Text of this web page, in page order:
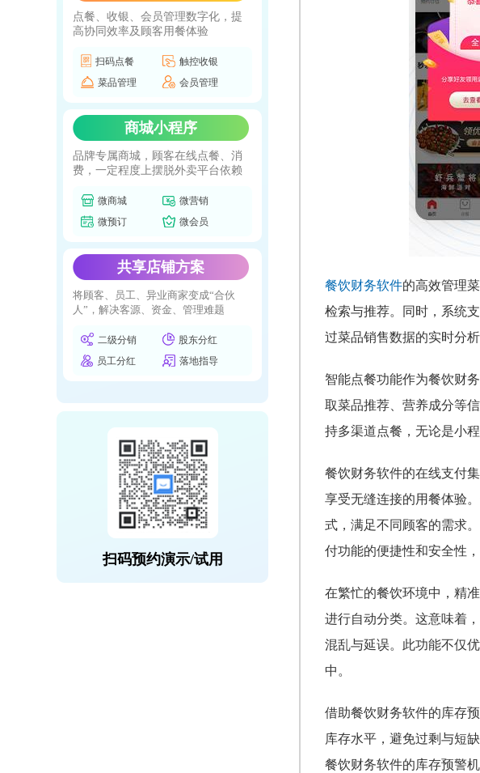
点餐、收银、会员管理数字化，提
高协同效率及顾客用餐体验
扫码点餐
触控收银
菜品管理
会员管理
商城小程序
品牌专属商城，顾客在线点餐、消
费，一定程度上摆脱外卖平台依赖
微商城
微营销
微预订
微会员
共享店铺方案
将顾客、员工、异业商家变成“合伙
人”，解决客源、资金、管理难题
二级分销
股东分红
员工分红
落地指导
扫码预约演示/试用
餐饮财务软件的高效管理
检索与推荐。同时，系统
过菜品销售数据的实时分
智能点餐功能作为餐饮财
取菜品推荐、营养成分等
持多渠道点餐，无论是小
餐饮财务软件的在线支付
享受无缝连接的用餐体验
式，满足不同顾客的需求
付功能的便捷性和安全性
在繁忙的餐饮环境中，精
进行自动分类。这意味着
混乱与延误。此功能不仅
中。
借助餐饮财务软件的库存
库存水平，避免过剩与短
餐饮财务软件的库存预警